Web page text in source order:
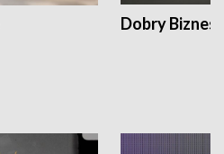
Dobry Biznes